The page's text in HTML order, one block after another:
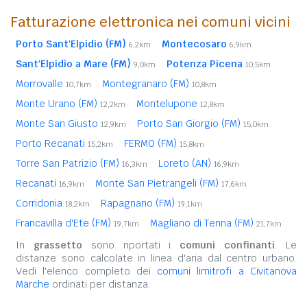
Fatturazione elettronica nei comuni vicini
Porto Sant'Elpidio (FM) 6,2km Montecosaro 6,9km
Sant'Elpidio a Mare (FM) 9,0km Potenza Picena 10,5km
Morrovalle 10,7km Montegranaro (FM) 10,8km
Monte Urano (FM) 12,2km Montelupone 12,8km
Monte San Giusto 12,9km Porto San Giorgio (FM) 15,0km
Porto Recanati 15,2km FERMO (FM) 15,8km
Torre San Patrizio (FM) 16,3km Loreto (AN) 16,9km
Recanati 16,9km Monte San Pietrangeli (FM) 17,6km
Corridonia 18,2km Rapagnano (FM) 19,1km
Francavilla d'Ete (FM) 19,7km Magliano di Tenna (FM) 21,7km
In grassetto sono riportati i comuni confinanti. Le
distanze sono calcolate in linea d'aria dal centro urbano.
Vedi l'elenco completo dei comuni limitrofi a Civitanova
Marche ordinati per distanza.